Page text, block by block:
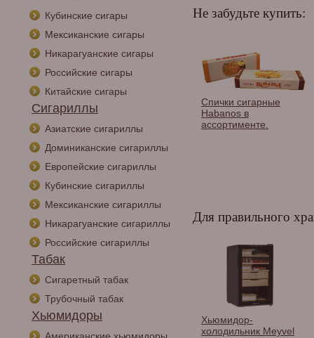
Кубинские сигары
Мексиканские сигары
Никарагуанские сигары
Российские сигары
Китайские сигары
Сигариллы
Азиатские сигариллы
Доминиканские сигариллы
Европейские сигариллы
Кубинские сигариллы
Мексиканские сигариллы
Никарагуанские сигариллы
Российские сигариллы
Табак
Сигаретный табак
Трубочный табак
Хьюмидоры
Не забудьте купить:
Спички сигарные
Habanos в
ассортименте.
Для правильного
Хьюмидор-
холодильник Meyvel